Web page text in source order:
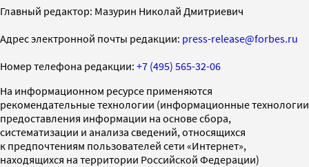
Главный редактор: Мазурин Николай Дмитриевич
Адрес электронной почты редакции: press-release@forbes.ru
Номер телефона редакции: +7 (495) 565-32-06
На информационном ресурсе применяются
рекомендательные технологии (информационные технологии
предоставления информации на основе сбора,
систематизации и анализа сведений, относящихся
к предпочтениям пользователей сети «Интернет»,
находящихся на территории Российской Федерации)